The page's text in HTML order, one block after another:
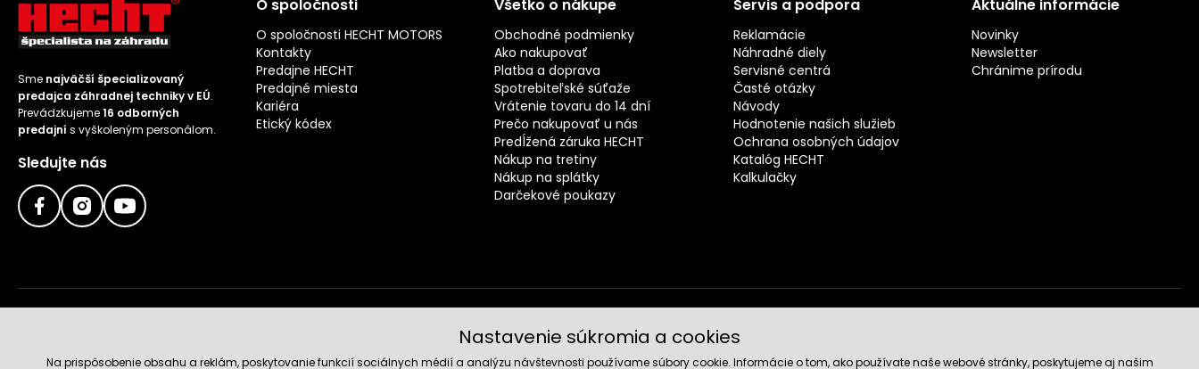
Sme najväčší špecializovaný
predajca záhradnej techniky v EÚ.
Prevádzkujeme16 odborných
predajní s vyškoleným personálom.
Sledujte nás
O spoločnosti
O spoločnosti HECHT MOTORS
Kontakty
Predajne HECHT
Predajné miesta
Kariéra
Etický kódex
Všetko o nákupe
Obchodné podmienky
Ako nakupovať
Platba a doprava
Spotrebiteľské súťaže
Vrátenie tovaru do 14 dní
Prečo nakupovať u nás
Predĺžená záruka HECHT
Nákup na tretiny
Nákup na splátky
Darčekové poukazy
Servis a podpora
Reklamácie
Náhradné diely
Servisné centrá
Časté otázky
Návody
Hodnotenie našich služieb
Ochrana osobných údajov
Katalóg HECHT
Kalkulačky
Aktuálne informácie
Novinky
Newsletter
Chránime prírodu
Spoľahlivý obchod
Nastavenie súkromia a cookies
Na prispôsobenie obsahu a reklám, poskytovanie funkcií sociálnych médií a analýzu návštevnosti používame súbory cookie. Informácie o tom, ako používate naše webové stránky, poskytujeme aj našim